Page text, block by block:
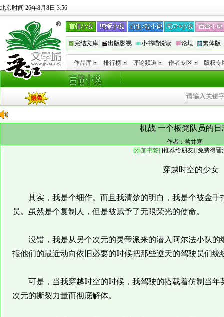
北京时间 26年8月8日 3:56
完结文库 出版影视 小书喵悦读 论坛 繁体版
作品库 排行榜 评论频道 作者专区 版权专
机战 一个板凳队员的日
作者： 咎井寒
[添加书签] [推荐给朋友] [免费得晋
穿越时空的少女
其实，我是个细作。而且我清楚的明白，我是个被金手
员。虽然是个复制人，但是被赋予了无限荣光的使命。
没错，我是从另个次元的灵帝派来的潜入阿尔法小队的
报他们的最近动向依旧必要的时候把那些逆天的驾驶员们统
可是，当我穿越时空的时候，我驾驶的搭载着仿制当年
次元的撕裂力量而彻底解体。